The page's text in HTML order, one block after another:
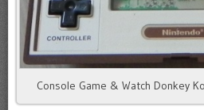
Console Game & Watch Donkey